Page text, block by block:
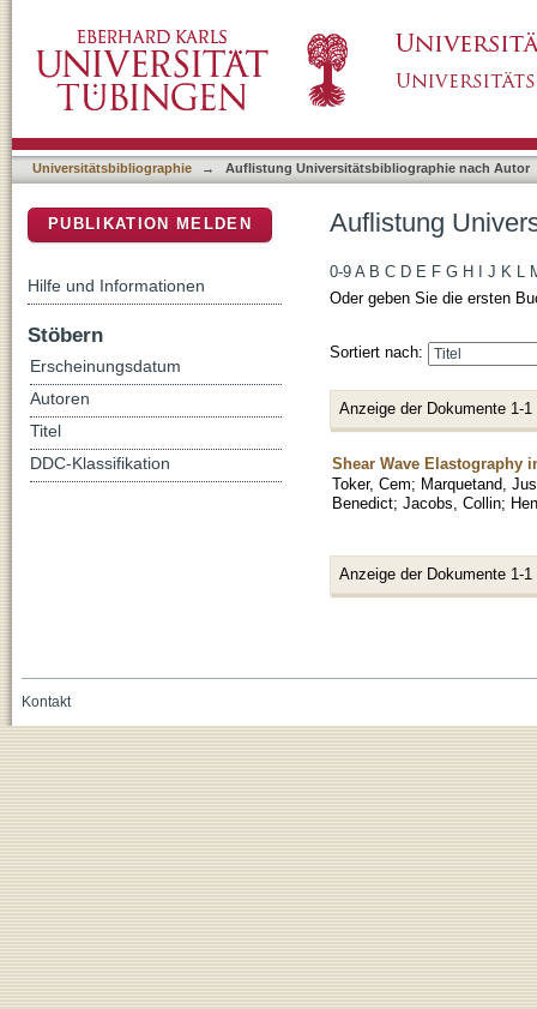
Universitätsbibliographie → Auflistung Universitätsbibliographie nach Autor
Auflistung
0-9 A B C D E F G H J K L
Oder geben Sie die ersten
Sortiert nach:
Anzeige der Dokumente 1-1
Shear Wave Elastography
Toker, Cem; Marquetand,
Benedict; Jacobs, Collin;
Anzeige der Dokumente 1-1
PUBLIKATION MELDEN
Hilfe und Informationen
Stöbern
Erscheinungsdatum
Autoren
Titel
DDC-Klassifikation
Kontakt